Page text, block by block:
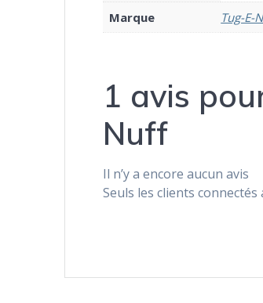
Marque Tug-E-
1 avis
Nuff
Il n’y a encore aucun avis
Seuls les clients